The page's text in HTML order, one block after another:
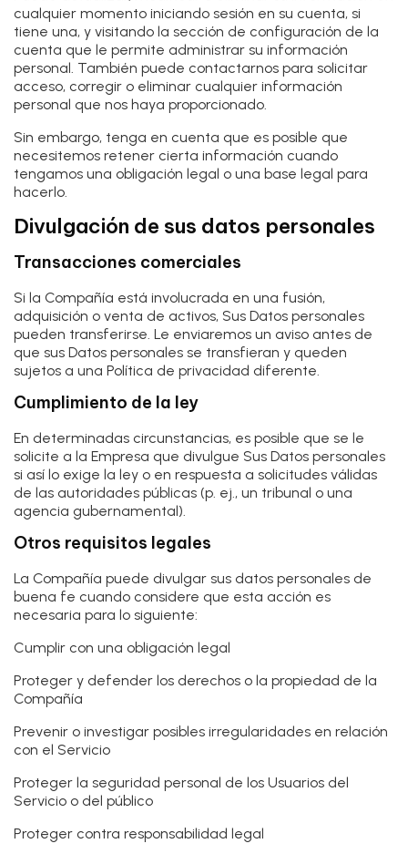
cualquier momento iniciando sesión en su cuenta, si
tiene una, y visitando la sección de configuración de la
cuenta que le permite administrar su información
personal. También puede contactarnos para solicitar
acceso, corregir o eliminar cualquier información
personal que nos haya proporcionado.
Sin embargo, tenga en cuenta que es posible que
necesitemos retener cierta información cuando
tengamos una obligación legal o una base legal para
hacerlo.
Divulgación de sus datos personales
Transacciones comerciales
Si la Compañía está involucrada en una fusión,
adquisición o venta de activos, Sus Datos personales
pueden transferirse. Le enviaremos un aviso antes de
que sus Datos personales se transfieran y queden
sujetos a una Política de privacidad diferente.
Cumplimiento de la ley
En determinadas circunstancias, es posible que se le
solicite a la Empresa que divulgue Sus Datos personales
si así lo exige la ley o en respuesta a solicitudes válidas
de las autoridades públicas (p. ej., un tribunal o una
agencia gubernamental).
Otros requisitos legales
La Compañía puede divulgar sus datos personales de
buena fe cuando considere que esta acción es
necesaria para lo siguiente:
Cumplir con una obligación legal
Proteger y defender los derechos o la propiedad de la
Compañía
Prevenir o investigar posibles irregularidades en relación
con el Servicio
Proteger la seguridad personal de los Usuarios del
Servicio o del público
Proteger contra responsabilidad legal